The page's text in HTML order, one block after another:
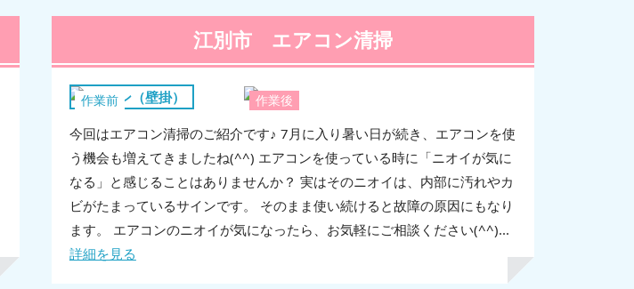
江別市 エアコン清掃
作業前 作業後
エアコン（壁掛）
今回はエアコン清掃のご紹介です♪ 7月に入り暑い日が続き、エアコンを使
う機会も増えてきましたね(^^) エアコンを使っている時に「ニオイが気に
なる」と感じることはありませんか？ 実はそのニオイは、内部に汚れやカ
ビがたまっているサインです。 そのまま使い続けると故障の原因にもなり
ます。 エアコンのニオイが気になったら、お気軽にご相談ください(^^)...
詳細を見る